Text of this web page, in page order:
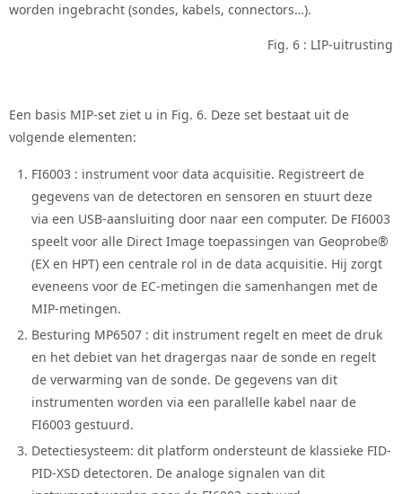
worden ingebracht (sondes, kabels, connectors…).
Fig. 6 : LIP-uitrusting
Een basis MIP-set ziet u in Fig. 6. Deze set bestaat uit de
volgende elementen:
FI6003 : instrument voor data acquisitie. Registreert de
gegevens van de detectoren en sensoren en stuurt deze
via een USB-aansluiting door naar een computer. De FI6003
speelt voor alle Direct Image toepassingen van Geoprobe®
(EX en HPT) een centrale rol in de data acquisitie. Hij zorgt
eveneens voor de EC-metingen die samenhangen met de
MIP-metingen.
Besturing MP6507 : dit instrument regelt en meet de druk
en het debiet van het dragergas naar de sonde en regelt
de verwarming van de sonde. De gegevens van dit
instrumenten worden via een parallelle kabel naar de
FI6003 gestuurd.
Detectiesysteem: dit platform ondersteunt de klassieke FID-
PID-XSD detectoren. De analoge signalen van dit